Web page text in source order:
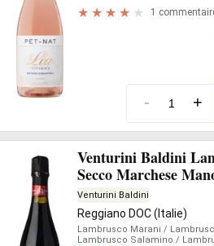
1
- +
Venturini Baldini
Secco Marchese
Venturini Baldini
Reggiano DOC (Italie)
Lambrusco Marani /
Lambrusco Salamino /